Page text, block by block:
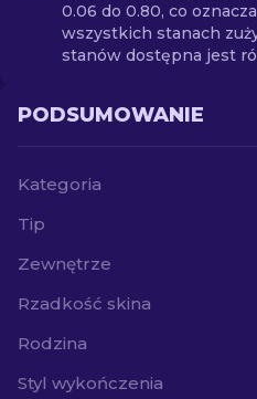
0.06 do 0.80, co
wszystkich stanach
stanów dostępna jest
PODSUMOWANIE
Kategoria
Tip
Zewnętrze
Rzadkość skina
Rodzina
Styl wykończenia